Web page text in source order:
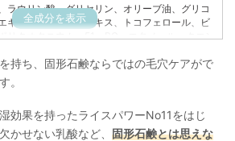
全成分を表示
ラウリン酸、グリセリン、オリーブ油、グリコ
キス、ダイズ発酵エキス、トコフェロール、ビ
パラベン
持ち、固形石鹸ならではの毛穴ケアがで
。
効果を持ったライスパワーNo11をはじ
かせない乳酸など、 固形石鹸とは思えな